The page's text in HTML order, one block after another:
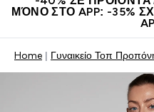
ΜΌΝΟ ΣΤΟ APP: -35%
Home Γυναικείο Τοπ